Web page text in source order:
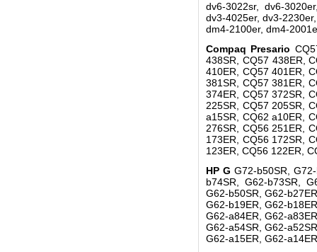
dv6-3022sr, dv6-
dv3-4025er, dv3-
dm4-2100er, dm4-
Compaq Presario
438SR, CQ57 438ER,
410ER, CQ57 401ER,
381SR, CQ57 381ER,
374ER, CQ57 372SR,
225SR, CQ57 205SR,
a15SR, CQ62 a10ER,
276SR, CQ56 251ER,
173ER, CQ56 172SR,
123ER, CQ56 122ER,
HP G G72-b50SR,
b74SR, G62-b73SR,
G62-b50SR, G62-
G62-b19ER, G62-
G62-a84ER, G62-
G62-a54SR, G62-
G62-a15ER, G62-